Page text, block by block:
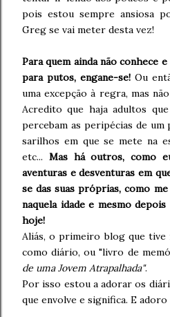
pois estou sempre ansiosa
Greg se vai meter desta vez!
Para quem ainda não conhece
para putos, engane-se! Ou
uma excepção à regra, mas
Acredito que haja adultos
percebam as peripécias de
sarilhos em que se mete na
etc... Mas há outros, como
aventuras e desventuras em
se das suas próprias, como
naquela idade e mesmo
hoje!
Aliás, o primeiro blog que tive
como diário, ou "livro de
de uma Jovem Atrapalhada".
Por isso estou a adorar os
que envolve e significa. E